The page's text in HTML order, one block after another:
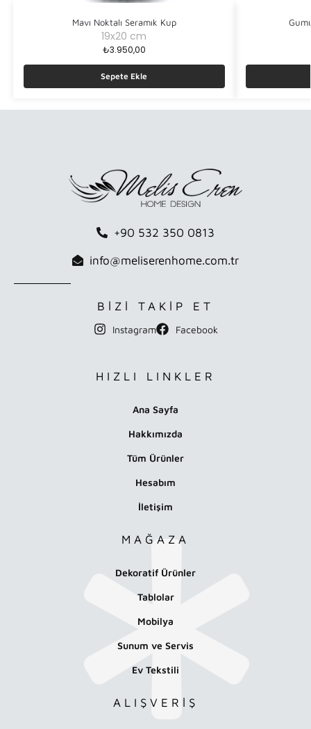
Mavı Noktalı Seramık Kup
19x20 cm
₺3.950,00
Sepete Ekle
+90 532 350 0813
info@meliserenhome.com.tr
BİZİ TAKİP ET
Instagram Facebook
HIZLI LINKLER
Ana Sayfa
Hakkımızda
Tüm Ürünler
Hesabım
İletişim
MAĞAZA
Dekoratif Ürünler
Tablolar
Mobilya
Sunum ve Servis
Ev Tekstili
ALIŞVERİŞ